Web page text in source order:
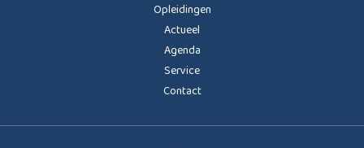
Opleidingen
Actueel
Agenda
Service
Contact